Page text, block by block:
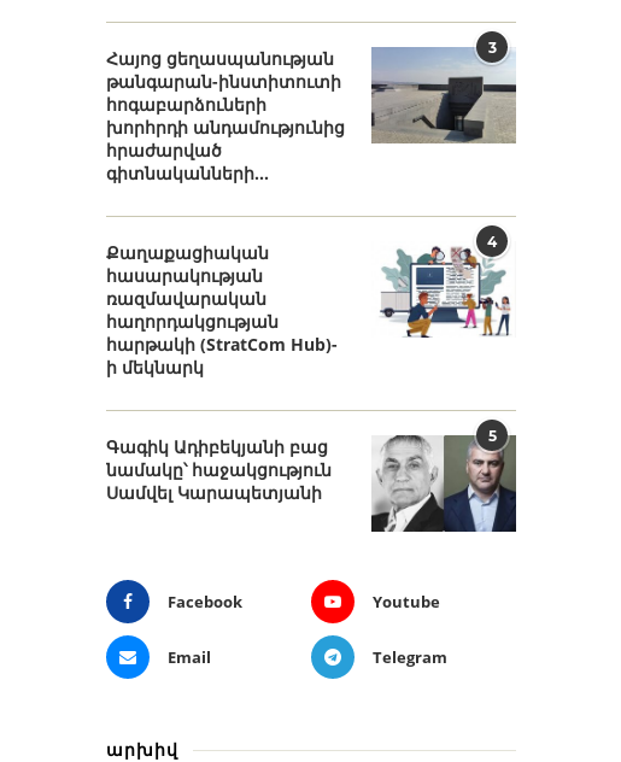
3
Հայոց ցեղասպանության
թանգարան-ինստիտուտի
հոգաբարձուների
խորհրդի անդամությունից
հրաժարված
գիտնականների...
4
Քաղաքացիական
հասարակության
ռազմավարական
հաղորդակցության
հարթակի (StratCom Hub)-
ի մեկնարկ
5
Գագիկ Ադիբեկյանի բաց
նամակը՝ հաջակցություն
Սամվել Կարապետյանի
Facebook Youtube
Email Telegram
արխիվ